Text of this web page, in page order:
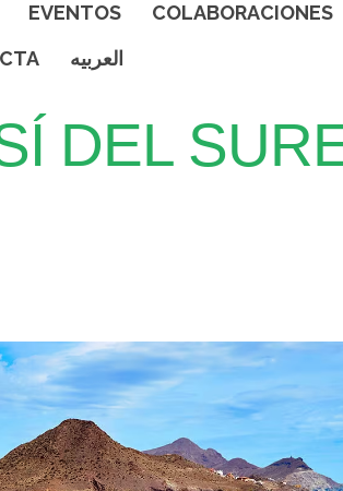
EVENTOS COLABORACIONES
العربيه
DEL